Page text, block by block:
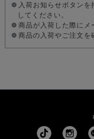
入荷お知らせボタン
してください。
商品が入荷した際にメ
商品の入荷やご注文を